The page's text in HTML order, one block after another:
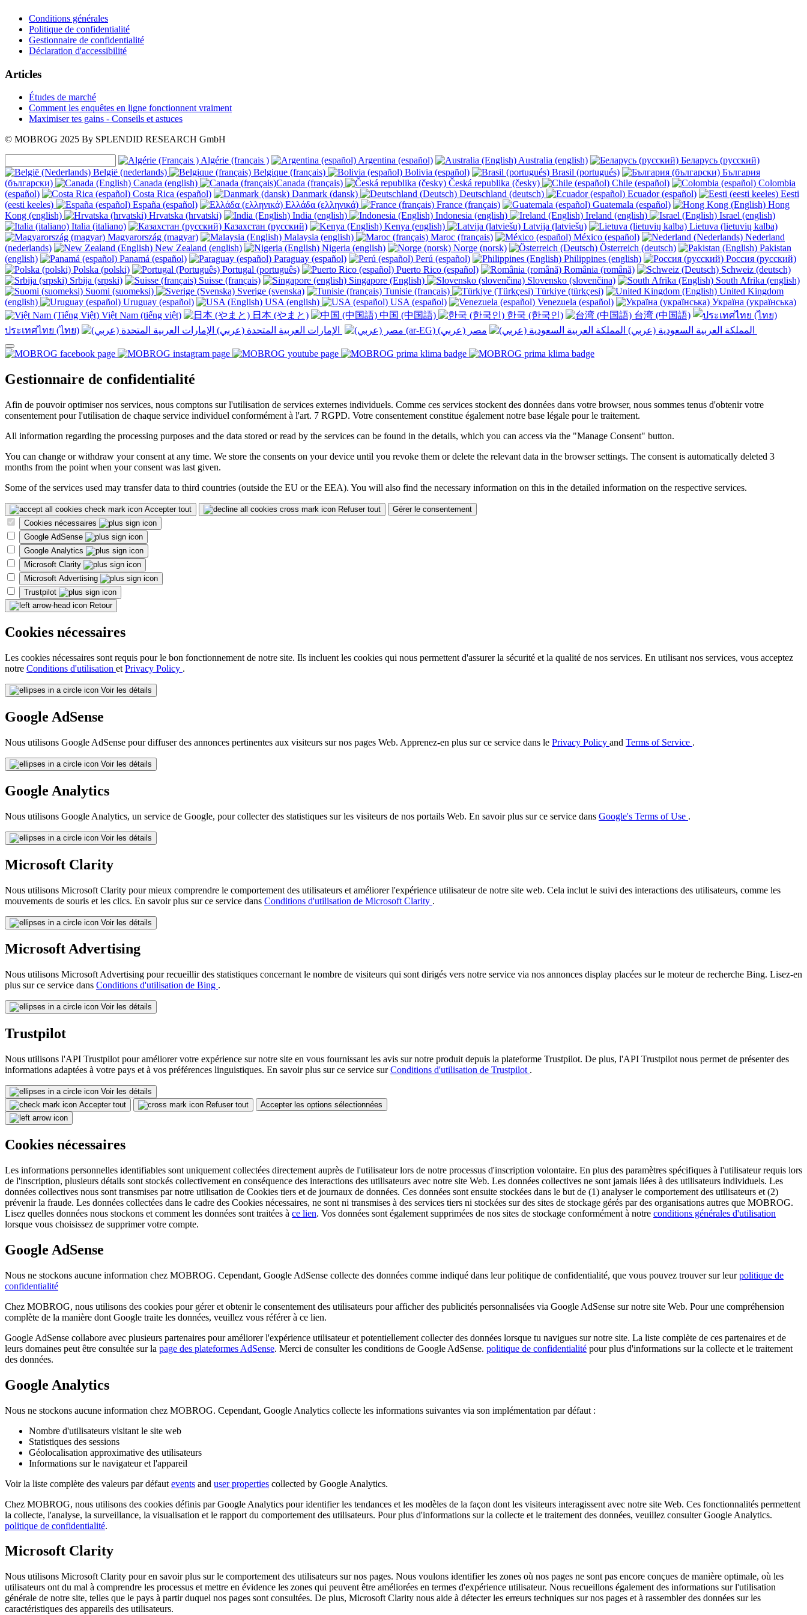
Conditions générales
Politique de confidentialité
Gestionnaire de confidentialité
Déclaration d'accessibilité
Articles
Études de marché
Comment les enquêtes en ligne fonctionnent vraiment
Maximiser tes gains - Conseils et astuces
© MOBROG 2025 By SPLENDID RESEARCH GmbH
Algérie (français ) Argentina (español) Australia (english)
Беларусь (русский)
België (nederlands)
Belgique (français) Bolivia (español) Brasil (portugués)
България
(български)
Canada (english) Canada (français) Česká republika (česky) Chile (español)
Colombia
(español)
Costa Rica (español) Danmark (dansk) Deutschland (deutsch) Ecuador (español)
Eesti
(eesti keeles)
España (español) Ελλάδα (ελληνικά) France (français) Guatemala (español)
Hong
Kong (english)
Hrvatska (hrvatski) India (english) Indonesia (english) Ireland (english)
Israel (english)
Italia (italiano)
Казахстан (русский) Kenya (english) Latvija (latviešu)
Lietuva (lietuvių kalba)
Magyarország (magyar)
Malaysia (english) Maroc (français) México (español)
Nederland
(nederlands)
New Zealand (english) Nigeria (english) Norge (norsk) Österreich (deutsch)
Pakistan
(english)
Panamá (español) Paraguay (español) Perú (español) Philippines (english)
Россия (русский)
Polska (polski)
Portugal (português) Puerto Rico (español) România (română)
Schweiz (deutsch)
Srbija (srpski)
Suisse (français) Singapore (English) Slovensko (slovenčina)
South Afrika (english)
Suomi (suomeksi)
Sverige (svenska) Tunisie (français) Türkiye (türkçesi)
United Kingdom
(english)
Uruguay (español) USA (english) USA (español) Venezuela (español)
Україна (українська)
Việt Nam (tiếng việt)
日本 (やまと) 中国 (中国語) 한국 (한국인)
台湾 (中国語)
ประเทศไทย (ไทย)
Gestionnaire de confidentialité
Afin de pouvoir optimiser nos services, nous comptons sur l'utilisation de services externes individuels. Comme ces services stockent des données dans votre browser, nous sommes tenus d'obtenir votre
consentement pour l'utilisation de chaque service individuel conformément à l'art. 7 RGPD. Votre consentement constitue également notre base légale pour le traitement.
All information regarding the processing purposes and the data stored or read by the services can be found in the details, which you can access via the "Manage Consent" button.
You can change or withdraw your consent at any time. We store the consents on your device until you revoke them or delete the relevant data in the browser settings. The consent is automatically deleted 3
months from the point when your consent was last given.
Some of the services used may transfer data to third countries (outside the EU or the EEA). You will also find the necessary information on this in the detailed information on the respective services.
Accepter tout Refuser tout
Gérer le consentement
Cookies nécessaires
Google AdSense
Google Analytics
Microsoft Clarity
Microsoft Advertising
Trustpilot
Retour
Cookies nécessaires
Les cookies nécessaires sont requis pour le bon fonctionnement de notre site. Ils incluent les cookies qui nous permettent d'assurer la sécurité et la qualité de nos services. En utilisant nos services, vous acceptez
notre Conditions d'utilisation et Privacy Policy .
Voir les détails
Google AdSense
Nous utilisons Google AdSense pour diffuser des annonces pertinentes aux visiteurs sur nos pages Web. Apprenez-en plus sur ce service dans le Privacy Policy and Terms of Service .
Voir les détails
Google Analytics
Nous utilisons Google Analytics, un service de Google, pour collecter des statistiques sur les visiteurs de nos portails Web. En savoir plus sur ce service dans Google's Terms of Use .
Voir les détails
Microsoft Clarity
Nous utilisons Microsoft Clarity pour mieux comprendre le comportement des utilisateurs et améliorer l'expérience utilisateur de notre site web. Cela inclut le suivi des interactions des utilisateurs, comme les
mouvements de souris et les clics. En savoir plus sur ce service dans Conditions d'utilisation de Microsoft Clarity .
Voir les détails
Microsoft Advertising
Nous utilisons Microsoft Advertising pour recueillir des statistiques concernant le nombre de visiteurs qui sont dirigés vers notre service via nos annonces display placées sur le moteur de recherche Bing. Lisez-en
plus sur ce service dans Conditions d'utilisation de Bing .
Voir les détails
Trustpilot
Nous utilisons l'API Trustpilot pour améliorer votre expérience sur notre site en vous fournissant les avis sur notre produit depuis la plateforme Trustpilot. De plus, l'API Trustpilot nous permet de présenter des
informations adaptées à votre pays et à vos préférences linguistiques. En savoir plus sur ce service surConditions d'utilisation de Trustpilot .
Voir les détails
Accepter tout
Refuser tout Accepter les options sélectionnées
Cookies nécessaires
Les informations personnelles identifiables sont uniquement collectées directement auprès de l'utilisateur lors de notre processus d'inscription volontaire. En plus des paramètres spécifiques à l'utilisateur requis lors
de l'inscription, plusieurs détails sont stockés collectivement en conséquence des interactions des utilisateurs avec notre site Web. Les données collectives ne sont jamais liées à des utilisateurs individuels. Les
données collectives nous sont transmises par notre utilisation de Cookies tiers et de journaux de données. Ces données sont ensuite stockées dans le but de (1) analyser le comportement des utilisateurs et (2)
prévenir la fraude. Les données collectées dans le cadre des Cookies nécessaires, ne sont ni transmises à des services tiers ni stockées sur des sites de stockage gérés par des organisations autres que MOBROG.
Lisez quelles données nous stockons et comment les données sont traitées à ce lien. Vos données sont également supprimées de nos sites de stockage conformément à notre conditions générales d'utilisation
lorsque vous choisissez de supprimer votre compte.
Google AdSense
Nous ne stockons aucune information chez MOBROG. Cependant, Google AdSense collecte des données comme indiqué dans leur politique de confidentialité, que vous pouvez trouver sur leurpolitique de
confidentialité
Chez MOBROG, nous utilisons des cookies pour gérer et obtenir le consentement des utilisateurs pour afficher des publicités personnalisées via Google AdSense sur notre site Web. Pour une compréhension
complète de la manière dont Google traite les données, veuillez vous référer à ce lien.
Google AdSense collabore avec plusieurs partenaires pour améliorer l'expérience utilisateur et potentiellement collecter des données lorsque tu navigues sur notre site. La liste complète de ces partenaires et de
leurs domaines peut être consultée sur la page des plateformes AdSense. Merci de consulter les conditions de Google AdSense. politique de confidentialité pour plus d'informations sur la collecte et le traitement
des données.
Google Analytics
Nous ne stockons aucune information chez MOBROG. Cependant, Google Analytics collecte les informations suivantes via son implémentation par défaut :
Nombre d'utilisateurs visitant le site web
Statistiques des sessions
Géolocalisation approximative des utilisateurs
Informations sur le navigateur et l'appareil
Voir la liste complète des valeurs par défaut events and user properties collected by Google Analytics.
Chez MOBROG, nous utilisons des cookies définis par Google Analytics pour identifier les tendances et les modèles de la façon dont les visiteurs interagissent avec notre site Web. Ces fonctionnalités permettent
la collecte, l'analyse, la surveillance, la visualisation et le rapport du comportement des utilisateurs. Pour plus d'informations sur la collecte et le traitement des données, veuillez consulter Google Analytics.
politique de confidentialité.
Microsoft Clarity
Nous utilisons Microsoft Clarity pour en savoir plus sur le comportement des utilisateurs sur nos pages. Nous voulons identifier les zones où nos pages ne sont pas encore conçues de manière optimale, où les
utilisateurs ont du mal à comprendre les processus et mettre en évidence les zones qui peuvent être améliorées en termes d'expérience utilisateur. Nous recueillons également des informations sur l'utilisation
générale de notre site, telles que le pays à partir duquel nos pages sont consultées. De plus, Microsoft Clarity nous aide à détecter les erreurs techniques sur nos pages et à rassembler des données sur les
caractéristiques des appareils des utilisateurs.